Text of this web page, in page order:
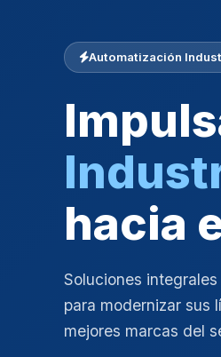
Automatización
hacia
Soluciones
para modernizar sus
mejores marcas del